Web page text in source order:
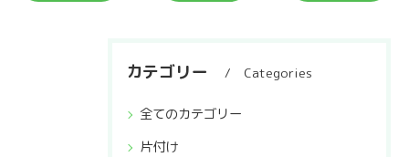
カテゴリー Categories
全てのカテゴリー
片付け